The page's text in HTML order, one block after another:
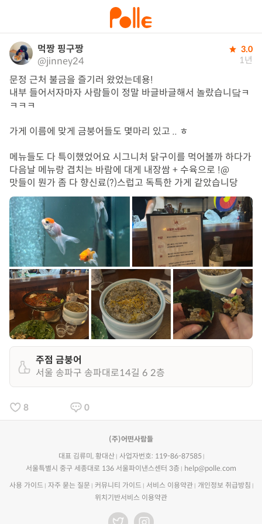
먹짱 핑구짱
@jinney24
3.0
1년
문정 근처 불금을 즐기러 왔었는데용!
내부 들어서자마자 사람들이 정말 바글바글해서 놀랐습니닼ㅋ
ㅋㅋㅋ
가게 이름에 맞게 금붕어들도 몇마리 있고 .. ㅎ
메뉴들도 다 특이했었어요 시그니처 닭구이를 먹어볼까 하다가
다음날 메뉴랑 겹치는 바람에 대게 내장쌈 + 수육으로 !@
맛들이 뭔가 좀 다 향신료(?)스럽고 독특한 가게 같았습니당
주점 금붕어
서울 송파구 송파대로14길 6 2층
8 0
(주)어떤사람들
대표 김류미, 황대산
사업자번호: 119-86-87585
서울특별시 중구 세종대로 136 서울파이낸스센터 3층
help@polle.com
사용 가이드 자주 묻는 질문 커뮤니티 가이드 서비스 이용약관
개인정보 취급방침
위치기반서비스 이용약관